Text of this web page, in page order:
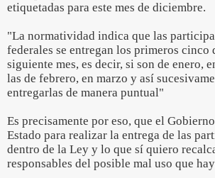
etiquetadas para este mes de diciembre.
"La normatividad indica que las
federales se entregan los primeros cinco
siguiente mes, es decir, si son de enero,
las de febrero, en marzo y así
entregarlas de manera puntual"
Es precisamente por eso, que el
Estado para realizar la entrega de las
dentro de la Ley y lo que sí quiero
responsables del posible mal uso que